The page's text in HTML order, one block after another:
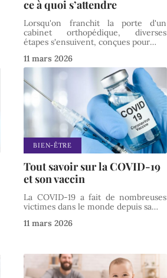
ce à quoi s’attendre
Lorsqu'on franchit la porte d'un
cabinet orthopédique, diverses
étapes s'ensuivent, conçues pour…
11 mars 2026
BIEN-ÊTRE
Tout savoir sur la COVID-19
et son vaccin
La COVID-19 a fait de nombreuses
victimes dans le monde depuis sa…
11 mars 2026